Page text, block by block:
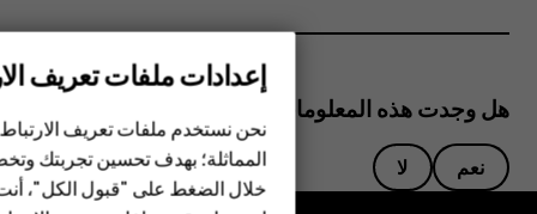
الهواتف الذكية
الهواتف المميزة
هل وجدت هذه المعلومات مفيدة؟
نعم لا
إعدادات ملفات تعريف
نحن نستخدم ملفات تعريف
المماثلة؛ بهدف تحسين تجربتك
خلال الضغط على "قبول الكل"،